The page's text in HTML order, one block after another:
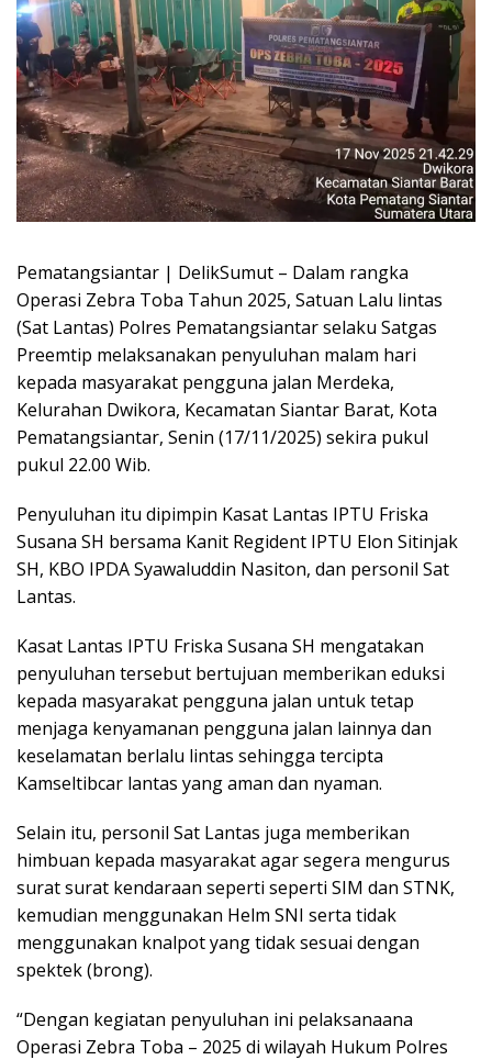
Pematangsiantar | DelikSumut – Dalam rangka
Operasi Zebra Toba Tahun 2025, Satuan Lalu lintas
(Sat Lantas) Polres Pematangsiantar selaku Satgas
Preemtip melaksanakan penyuluhan malam hari
kepada masyarakat pengguna jalan Merdeka,
Kelurahan Dwikora, Kecamatan Siantar Barat, Kota
Pematangsiantar, Senin (17/11/2025) sekira pukul
pukul 22.00 Wib.
Penyuluhan itu dipimpin Kasat Lantas IPTU Friska
Susana SH bersama Kanit Regident IPTU Elon Sitinjak
SH, KBO IPDA Syawaluddin Nasiton, dan personil Sat
Lantas.
Kasat Lantas IPTU Friska Susana SH mengatakan
penyuluhan tersebut bertujuan memberikan eduksi
kepada masyarakat pengguna jalan untuk tetap
menjaga kenyamanan pengguna jalan lainnya dan
keselamatan berlalu lintas sehingga tercipta
Kamseltibcar lantas yang aman dan nyaman.
Selain itu, personil Sat Lantas juga memberikan
himbuan kepada masyarakat agar segera mengurus
surat surat kendaraan seperti seperti SIM dan STNK,
kemudian menggunakan Helm SNI serta tidak
menggunakan knalpot yang tidak sesuai dengan
spektek (brong).
“Dengan kegiatan penyuluhan ini pelaksanaana
Operasi Zebra Toba – 2025 di wilayah Hukum Polres